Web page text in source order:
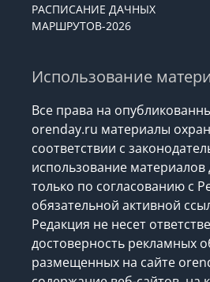
РАСПИСАНИЕ ДАЧНЫХ
МАРШРУТОВ-2026
Использование
Все права на
orenday.ru материалы
соответствии с
использование материалов
только по согласованию с
обязательной активной
Редакция не несет
достоверность рекламных
размещенных на сайте